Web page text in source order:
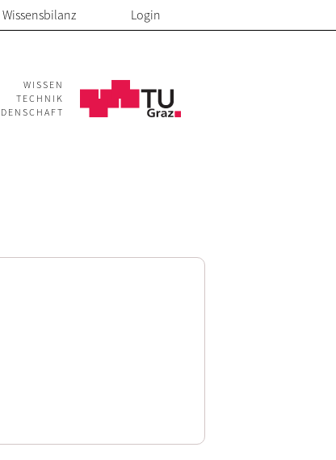
Wissensbilanz Login
WISSEN
TECHNIK